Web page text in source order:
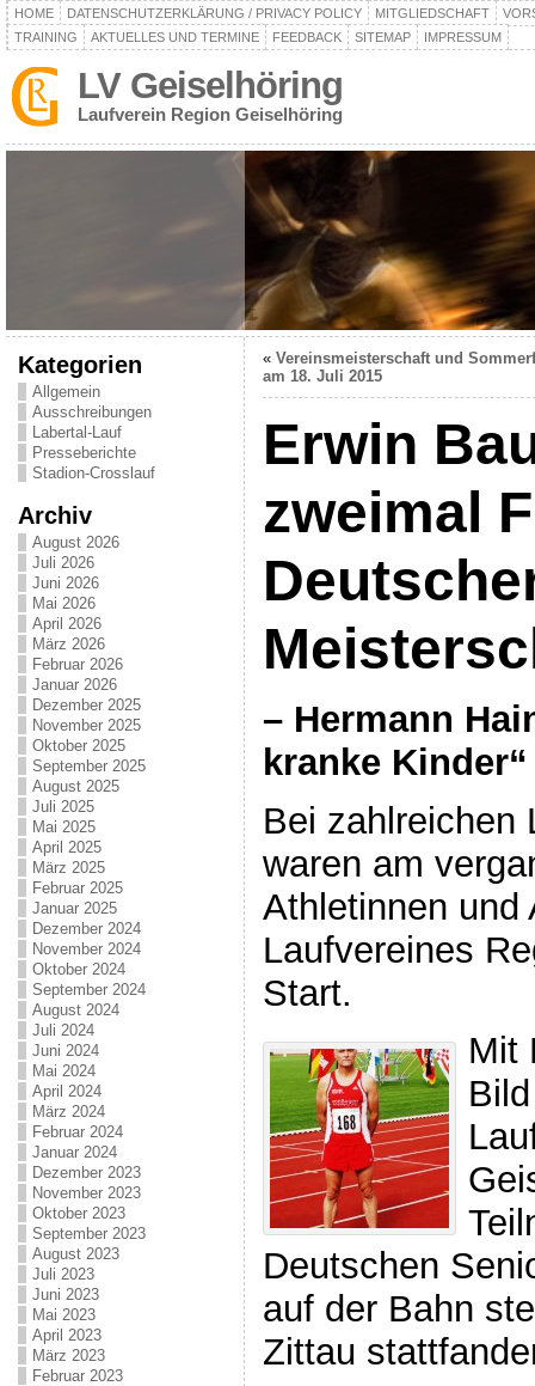
HOME DATENSCHUTZERKLÄRUNG / PRIVACY POLICY MITGLIEDSCHAFT
TRAINING
AKTUELLES UND TERMINE FEEDBACK SITEMAP IMPRESSUM
LV Geiselhöring
Laufverein Region Geiselhöring
Kategorien
Allgemein
Ausschreibungen
Labertal-Lauf
Presseberichte
Stadion-Crosslauf
Archiv
August 2026
Juli 2026
Juni 2026
Mai 2026
April 2026
März 2026
Februar 2026
Januar 2026
Dezember 2025
November 2025
Oktober 2025
September 2025
August 2025
Juli 2025
Mai 2025
April 2025
März 2025
Februar 2025
Januar 2025
Dezember 2024
November 2024
Oktober 2024
September 2024
August 2024
Juli 2024
Juni 2024
Mai 2024
April 2024
März 2024
Februar 2024
Januar 2024
Dezember 2023
November 2023
Oktober 2023
September 2023
August 2023
Juli 2023
Juni 2023
Mai 2023
April 2023
März 2023
Februar 2023
« Vereinsmeisterschaft und
am 18. Juli 2015
Erwin
zweimal
– Hermann
kranke Kinder“
Bei zahlreichen
waren am
Athletinnen und
Laufvereines
Start.
Mit
Deutschen
auf der Bahn
Zittau